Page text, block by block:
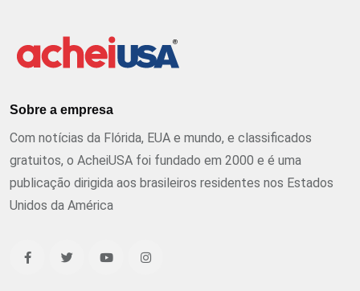
Sobre a empresa
Com notícias da Flórida, EUA e mundo, e classificados
gratuitos, o AcheiUSA foi fundado em 2000 e é uma
publicação dirigida aos brasileiros residentes nos Estados
Unidos da América